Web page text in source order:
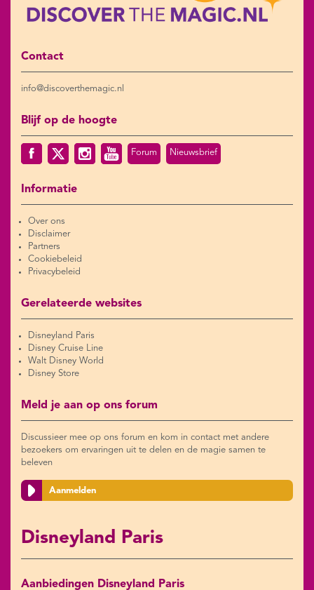
Contact
info@discoverthemagic.nl
Blijf op de hoogte
Forum Nieuwsbrief
Informatie
Over ons
Disclaimer
Partners
Cookiebeleid
Privacybeleid
Gerelateerde websites
Disneyland Paris
Disney Cruise Line
Walt Disney World
Disney Store
Meld je aan op ons forum
Discussieer mee op ons forum en kom in contact met andere
bezoekers om ervaringen uit te delen en de magie samen te
beleven
Aanmelden
Disneyland Paris
Aanbiedingen Disneyland Paris